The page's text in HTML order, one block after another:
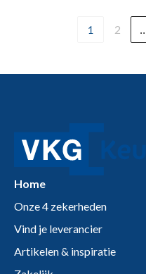
1 2
Home
Onze 4 zekerheden
Vind je leverancier
Artikelen & inspiratie